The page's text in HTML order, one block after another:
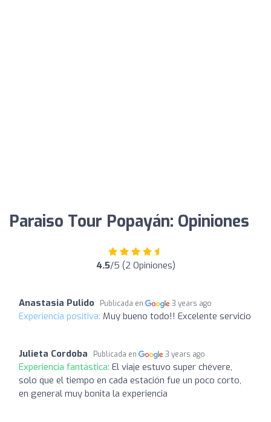
Paraiso Tour Popayán: Opiniones
4.5/5 (2 Opiniones)
Anastasia Pulido Publicada en 3 years ago
Experiencia positiva: Muy bueno todo!! Excelente servicio
Julieta Cordoba Publicada en 3 years ago
Experiencia fantástica: El viaje estuvo super chévere,
solo que el tiempo en cada estación fue un poco corto,
en general muy bonita la experiencia